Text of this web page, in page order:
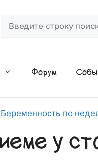
Форум
Беременность по
у